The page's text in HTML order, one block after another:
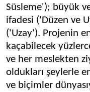
Süsleme'); büyük
ifadesi ('Düzen ve
('Uzay'). Projenin
kaçabilecek
ve her meslekten
oldukları şeylerle
ve biçimler